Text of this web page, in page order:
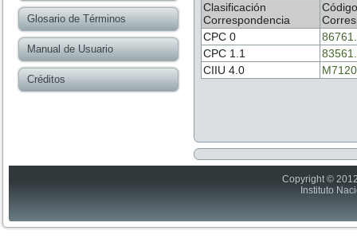
Glosario de Términos
Manual de Usuario
Créditos
Clasificación
Correspondencia
Código
CPC 0
CPC 1.1
CIIU 4.0
Copyright ©
Instituto